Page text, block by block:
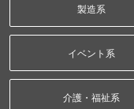
製造系
イベント系
介護・福祉系